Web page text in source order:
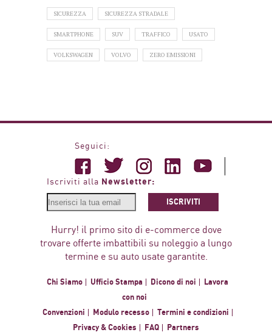
SICUREZZA SICUREZZA STRADALE
SMARTPHONE SUV TRAFFICO USATO
VOLKSWAGEN VOLVO ZERO EMISSIONI
Seguici:
Iscriviti alla Newsletter:
ISCRIVITI
Hurry! il primo sito di e-commerce dove
trovare offerte imbattibili su noleggio a lungo
termine e su auto usate garantite.
Chi Siamo Ufficio Stampa Dicono di noi
Lavora
con noi
Convenzioni
Modulo recesso
Termini e condizioni
Privacy & Cookies
FAQ Partners